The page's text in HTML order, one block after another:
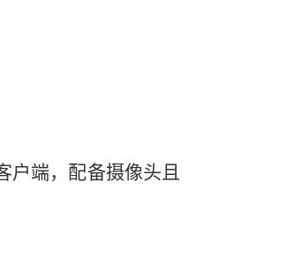
户端，配备摄像头且